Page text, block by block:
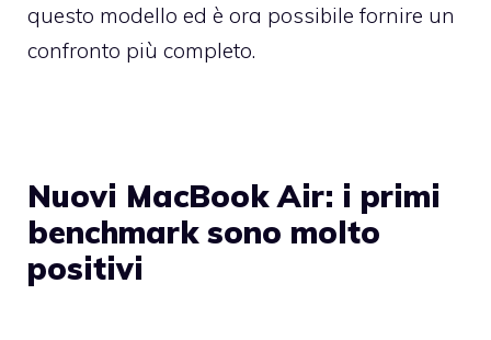
questo modello ed è ora possibile fornire un
confronto più completo.
Nuovi MacBook Air: i primi
benchmark sono molto
positivi